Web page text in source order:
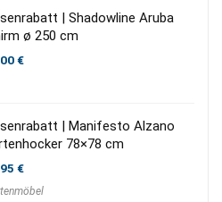
| Shadowline Aruba
ø 250 cm
€Aktueller
| Manifesto Alzano
78×78 cm
€Aktueller
ist: